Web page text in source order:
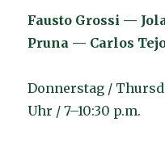
Fausto Grossi —
Pruna — Carlos
Donnerstag /
Uhr / 7–10:30 p.m.